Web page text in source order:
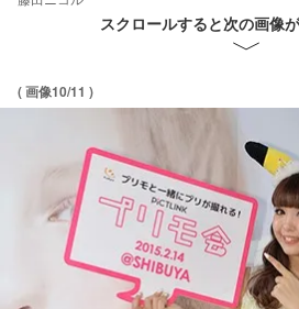
スクロールすると次の画像
( 画像10/11 )